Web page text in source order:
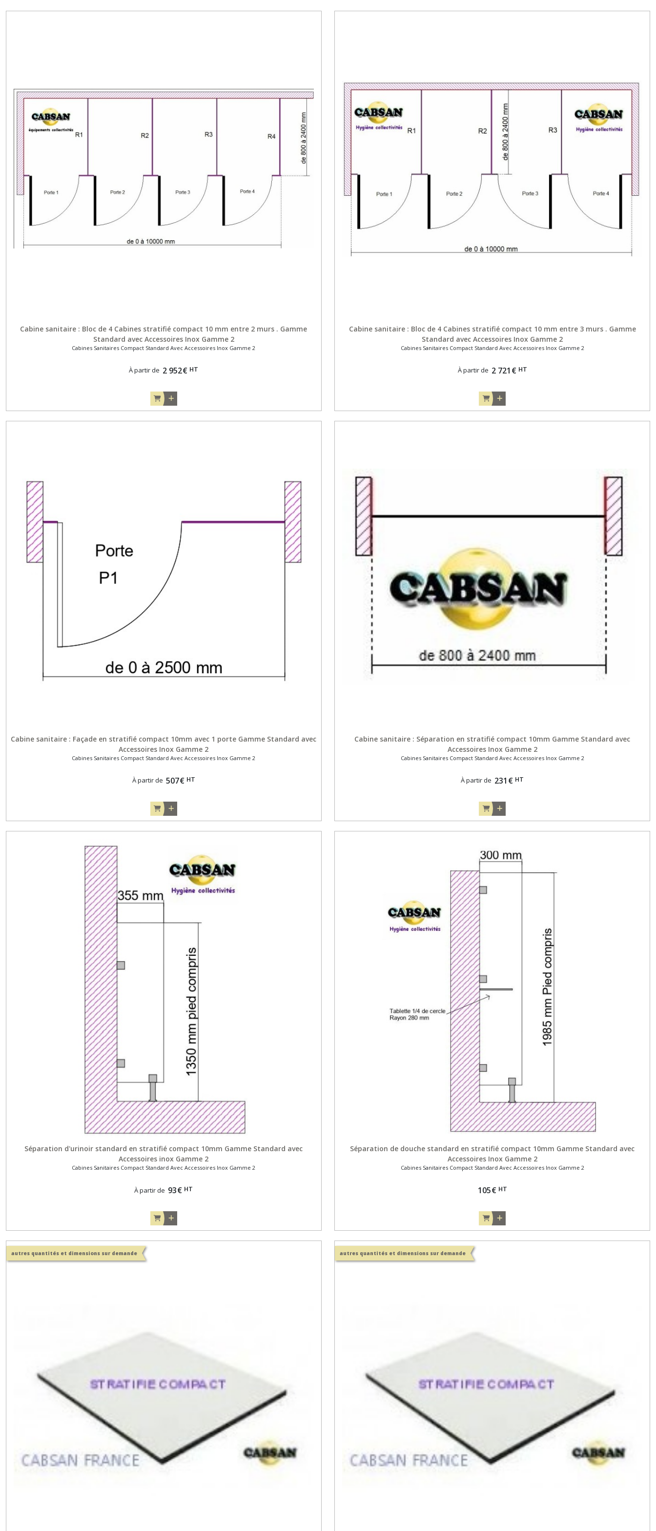
Cabine sanitaire : Bloc de 4 Cabines stratifié compact 10 mm entre 2 murs . Gamme
Standard avec Accessoires Inox Gamme 2
Cabines Sanitaires Compact Standard Avec Accessoires Inox Gamme 2
À partir de 2 952€ HT
Cabine sanitaire : Bloc de 4 Cabines stratifié compact 10 mm entre 3 murs . Gamme
Standard avec Accessoires Inox Gamme 2
Cabines Sanitaires Compact Standard Avec Accessoires Inox Gamme 2
À partir de 2 721 € HT
Cabine sanitaire : Façade en stratifié compact 10mm avec 1 porte Gamme Standard avec
Accessoires Inox Gamme 2
Cabines Sanitaires Compact Standard Avec Accessoires Inox Gamme 2
À partir de 507€ HT
Cabine sanitaire : Séparation en stratifié compact 10mm Gamme Standard avec
Accessoires Inox Gamme 2
Cabines Sanitaires Compact Standard Avec Accessoires Inox Gamme 2
À partir de 231 € HT
Séparation d'urinoir standard en stratifié compact 10mm Gamme Standard avec
Accessoires inox Gamme 2
Cabines Sanitaires Compact Standard Avec Accessoires Inox Gamme 2
À partir de 93€ HT
Séparation de douche standard en stratifié compact 10mm Gamme Standard avec
Accessoires Inox Gamme 2
Cabines Sanitaires Compact Standard Avec Accessoires Inox Gamme 2
105€ HT
autres quantités et dimensions sur demande autres quantités et dimensions sur demande
Equipements